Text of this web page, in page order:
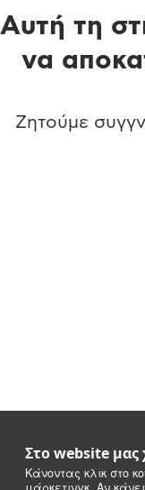
Στο website μας
Κάνοντας κλικ στο
Αυτή τη
να
Ζητούμε